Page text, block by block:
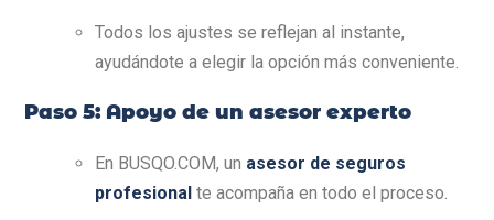
Todos los ajustes se reflejan al instante,
ayudándote a elegir la opción más conveniente.
Paso 5: Apoyo de un asesor experto
En BUSQO.COM, un asesor de seguros
profesional te acompaña en todo el proceso.